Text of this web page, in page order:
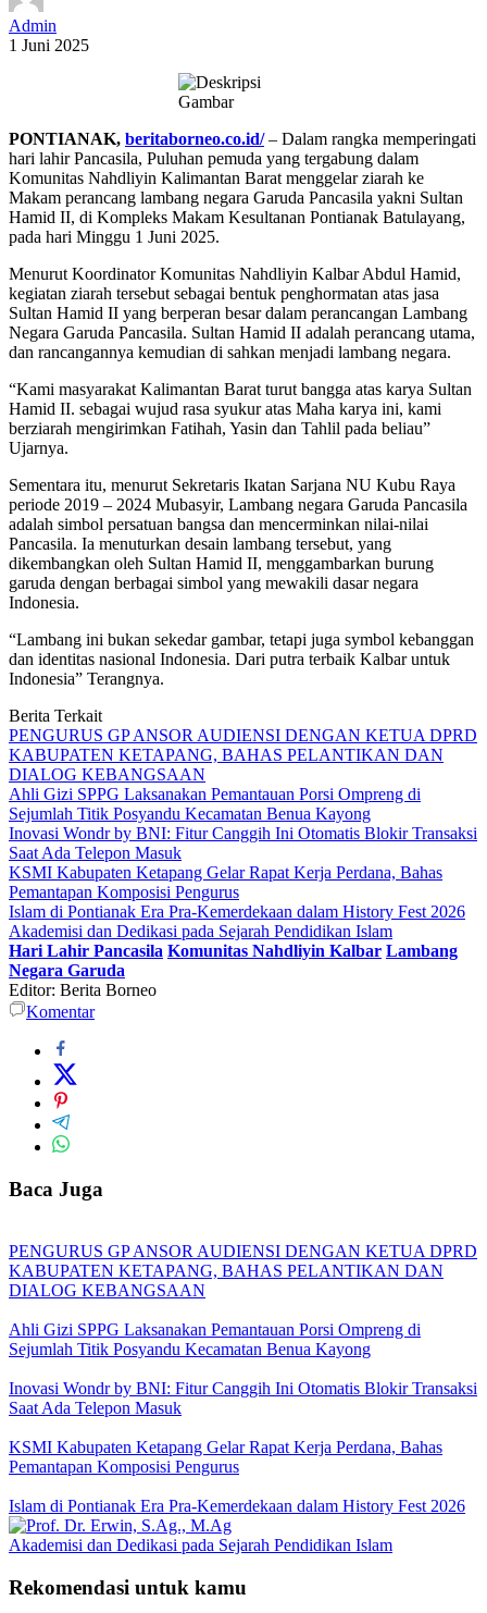
Admin
1 Juni 2025
PONTIANAK, beritaborneo.co.id/– Dalam rangka memperingati
hari lahir Pancasila, Puluhan pemuda yang tergabung dalam
Komunitas Nahdliyin Kalimantan Barat menggelar ziarah ke
Makam perancang lambang negara Garuda Pancasila yakni Sultan
Hamid II, di Kompleks Makam Kesultanan Pontianak Batulayang,
pada hari Minggu 1 Juni 2025.
Menurut Koordinator Komunitas Nahdliyin Kalbar Abdul Hamid,
kegiatan ziarah tersebut sebagai bentuk penghormatan atas jasa
Sultan Hamid II yang berperan besar dalam perancangan Lambang
Negara Garuda Pancasila. Sultan Hamid II adalah perancang utama,
dan rancangannya kemudian di sahkan menjadi lambang negara.
“Kami masyarakat Kalimantan Barat turut bangga atas karya Sultan
Hamid II. sebagai wujud rasa syukur atas Maha karya ini, kami
berziarah mengirimkan Fatihah, Yasin dan Tahlil pada beliau”
Ujarnya.
Sementara itu, menurut Sekretaris Ikatan Sarjana NU Kubu Raya
periode 2019 – 2024 Mubasyir, Lambang negara Garuda Pancasila
adalah simbol persatuan bangsa dan mencerminkan nilai-nilai
Pancasila. Ia menuturkan desain lambang tersebut, yang
dikembangkan oleh Sultan Hamid II, menggambarkan burung
garuda dengan berbagai simbol yang mewakili dasar negara
Indonesia.
“Lambang ini bukan sekedar gambar, tetapi juga symbol kebanggan
dan identitas nasional Indonesia. Dari putra terbaik Kalbar untuk
Indonesia” Terangnya.
Berita Terkait
PENGURUS GP ANSOR AUDIENSI DENGAN KETUA DPRD
KABUPATEN KETAPANG, BAHAS PELANTIKAN DAN
DIALOG KEBANGSAAN
Ahli Gizi SPPG Laksanakan Pemantauan Porsi Ompreng di
Sejumlah Titik Posyandu Kecamatan Benua Kayong
Inovasi Wondr by BNI: Fitur Canggih Ini Otomatis Blokir Transaksi
Saat Ada Telepon Masuk
KSMI Kabupaten Ketapang Gelar Rapat Kerja Perdana, Bahas
Pemantapan Komposisi Pengurus
Islam di Pontianak Era Pra-Kemerdekaan dalam History Fest 2026
Akademisi dan Dedikasi pada Sejarah Pendidikan Islam
Hari Lahir Pancasila Komunitas Nahdliyin Kalbar Lambang
Negara Garuda
Editor: Berita Borneo
Komentar
Baca Juga
PENGURUS GP ANSOR AUDIENSI DENGAN KETUA DPRD
KABUPATEN KETAPANG, BAHAS PELANTIKAN DAN
DIALOG KEBANGSAAN
Ahli Gizi SPPG Laksanakan Pemantauan Porsi Ompreng di
Sejumlah Titik Posyandu Kecamatan Benua Kayong
Inovasi Wondr by BNI: Fitur Canggih Ini Otomatis Blokir Transaksi
Saat Ada Telepon Masuk
KSMI Kabupaten Ketapang Gelar Rapat Kerja Perdana, Bahas
Pemantapan Komposisi Pengurus
Islam di Pontianak Era Pra-Kemerdekaan dalam History Fest 2026
Akademisi dan Dedikasi pada Sejarah Pendidikan Islam
Rekomendasi untuk kamu